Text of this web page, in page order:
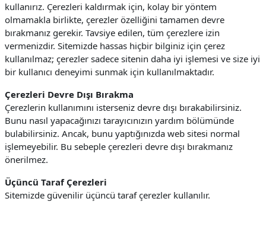
kullanırız. Çerezleri kaldırmak için, kolay bir yöntem
olmamakla birlikte, çerezler özelliğini tamamen devre
bırakmanız gerekir. Tavsiye edilen, tüm çerezlere izin
vermenizdir. Sitemizde hassas hiçbir bilginiz için çerez
kullanılmaz; çerezler sadece sitenin daha iyi işlemesi ve size iyi
bir kullanıcı deneyimi sunmak için kullanılmaktadır.
Çerezleri Devre Dışı Bırakma
Çerezlerin kullanımını isterseniz devre dışı bırakabilirsiniz.
Bunu nasıl yapacağınızı tarayıcınızın yardım bölümünde
bulabilirsiniz. Ancak, bunu yaptığınızda web sitesi normal
işlemeyebilir. Bu sebeple çerezleri devre dışı bırakmanız
önerilmez.
Üçüncü Taraf Çerezleri
Sitemizde güvenilir üçüncü taraf çerezler kullanılır.